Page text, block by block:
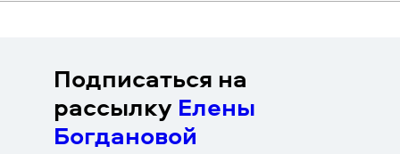
Подписаться на
рассылку Елены
Богдановой